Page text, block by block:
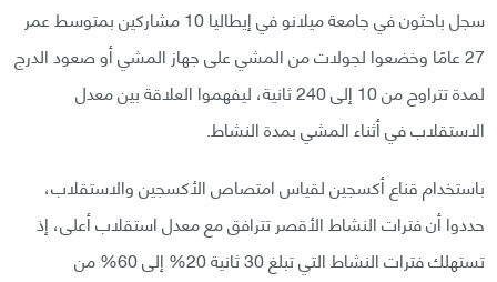
سجل باحثون في جامعة ميلانو في إيطاليا 10 مشاركين بمتوسط عمر
27 عامًا وخضعوا لجولات من المشي على جهاز المشي أو صعود الدرج
لمدة تتراوح من 10 إلى 240 ثانية، ليفهموا العلاقة بين معدل
الاستقلاب في أثناء المشي بمدة النشاط.
باستخدام قناع أكسجين لقياس امتصاص الأكسجين والاستقلاب،
حددوا أن فترات النشاط الأقصر تترافق مع معدل استقلاب أعلى، إذ
تستهلك فترات النشاط التي تبلغ 30 ثانية 20% إلى 60% من